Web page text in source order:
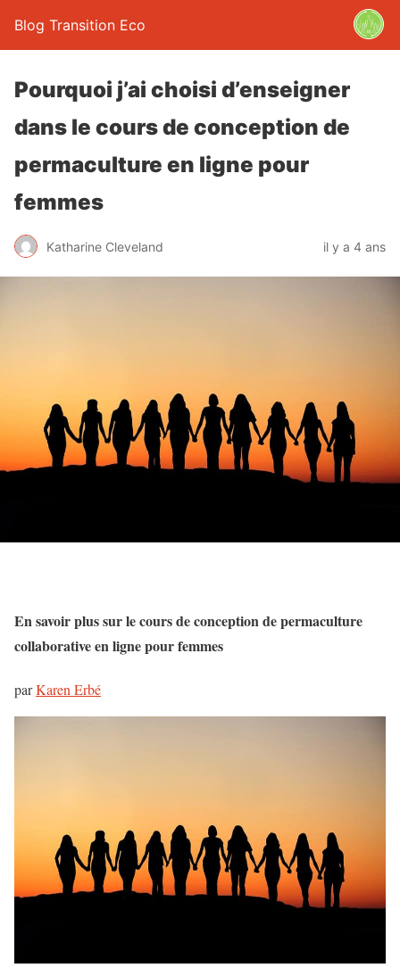
Blog Transition Eco
Pourquoi j’ai choisi d’enseigner
dans le cours de conception de
permaculture en ligne pour
femmes
Katharine Cleveland il y a 4 ans
En savoir plus sur le cours de conception de permaculture
collaborative en ligne pour femmes
parKaren Erbé